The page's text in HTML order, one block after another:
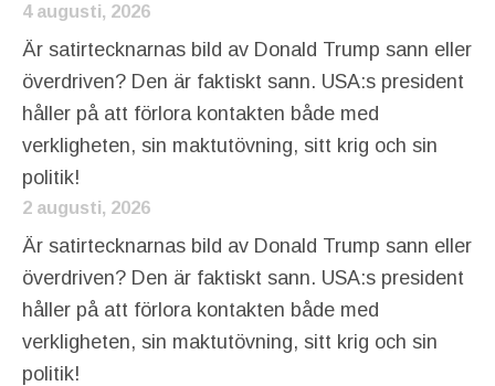
4 augusti, 2026
Är satirtecknarnas bild av Donald Trump sann eller
överdriven? Den är faktiskt sann. USA:s president
håller på att förlora kontakten både med
verkligheten, sin maktutövning, sitt krig och sin
politik!
2 augusti, 2026
Är satirtecknarnas bild av Donald Trump sann eller
överdriven? Den är faktiskt sann. USA:s president
håller på att förlora kontakten både med
verkligheten, sin maktutövning, sitt krig och sin
politik!